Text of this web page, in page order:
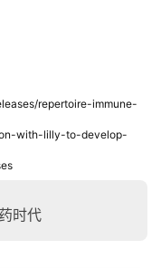
repertoire-immune-
with-lilly-to-develop-
时代